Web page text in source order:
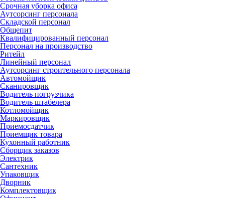
Срочная уборка офиса
Аутсорсинг персонала
Складской персонал
Общепит
Квалифицированный персонал
Персонал на производство
Ритейл
Линейный персонал
Аутсорсинг строительного персонала
Автомойщик
Сканировщик
Водитель погрузчика
Водитель штабелера
Котломойщик
Маркировщик
Приемосдатчик
Приемщик товара
Кухонный работник
Сборщик заказов
Электрик
Сантехник
Упаковщик
Дворник
Комплектовщик